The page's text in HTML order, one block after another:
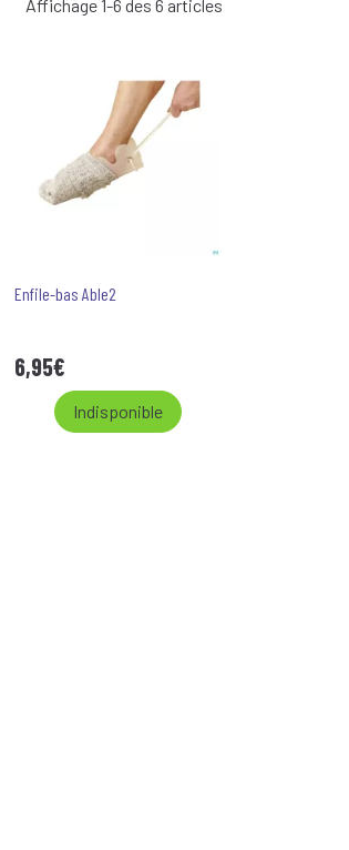
Affichage 1-6 des 6 articles
Enfile-bas Able2
6,95€
Indisponible